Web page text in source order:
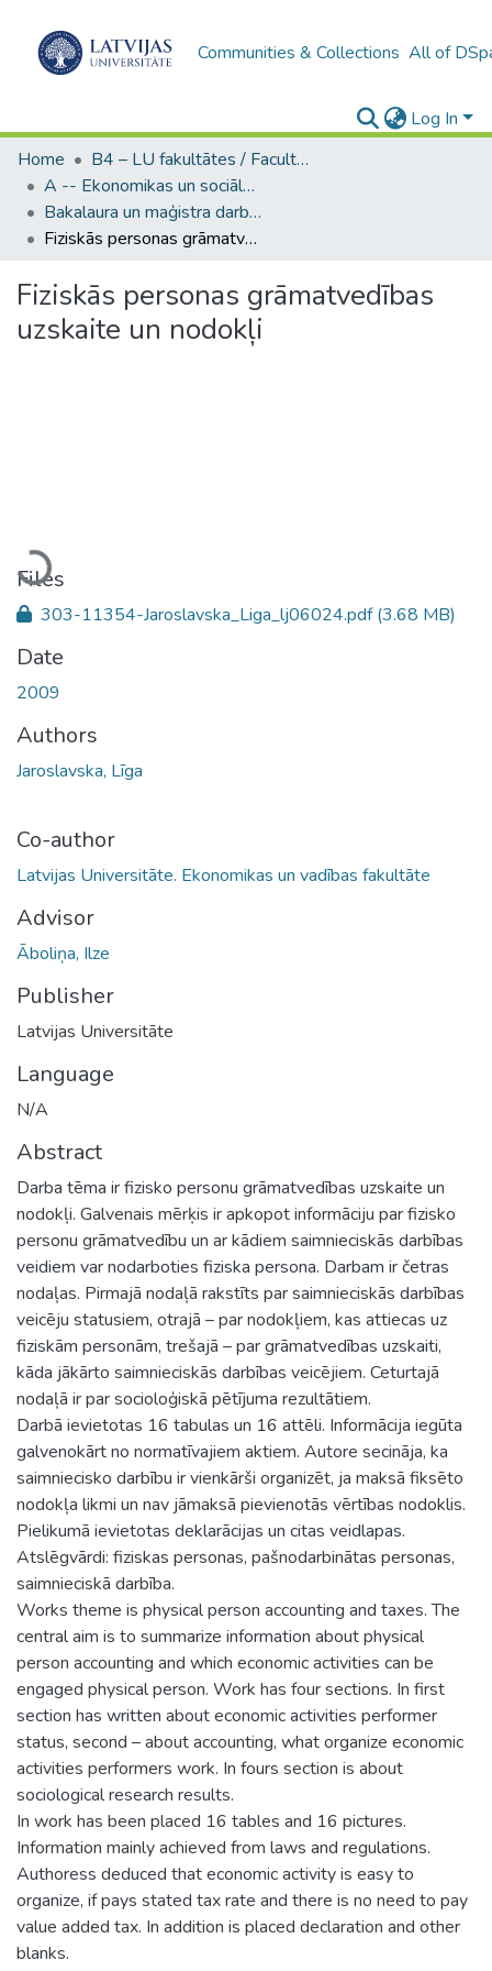
Communities & Collections All of
Log In
Home
B4 – LU fakultātes / Faculties of the UL
A -- Ekonomikas un sociālo zinātņu fakultāte / Faculty of Economics and Social Sciences
Bakalaura un maģistra darbi (ESZF) / Bachelor's and Master's theses
Fiziskās personas grāmatvedības uzskaite un nodokļi
Fiziskās personas grāmatvedības
uzskaite un nodokļi
Loading...
Files
303-11354-Jaroslavska_Liga_lj06024.pdf(3.68 MB)
Date
2009
Authors
Jaroslavska, Līga
Co-author
Latvijas Universitāte. Ekonomikas un vadības fakultāte
Advisor
Āboliņa, Ilze
Publisher
Latvijas Universitāte
Language
N/A
Abstract
Darba tēma ir fizisko personu grāmatvedības uzskaite un
nodokļi. Galvenais mērķis ir apkopot informāciju par fizisko
personu grāmatvedību un ar kādiem saimnieciskās darbības
veidiem var nodarboties fiziska persona. Darbam ir četras
nodaļas. Pirmajā nodaļā rakstīts par saimnieciskās darbības
veicēju statusiem, otrajā – par nodokļiem, kas attiecas uz
fiziskām personām, trešajā – par grāmatvedības uzskaiti,
kāda jākārto saimnieciskās darbības veicējiem. Ceturtajā
nodaļā ir par socioloģiskā pētījuma rezultātiem.
Darbā ievietotas 16 tabulas un 16 attēli. Informācija iegūta
galvenokārt no normatīvajiem aktiem. Autore secināja, ka
saimniecisko darbību ir vienkārši organizēt, ja maksā fiksēto
nodokļa likmi un nav jāmaksā pievienotās vērtības nodoklis.
Pielikumā ievietotas deklarācijas un citas veidlapas.
Atslēgvārdi: fiziskas personas, pašnodarbinātas personas,
saimnieciskā darbība.
Works theme is physical person accounting and taxes. The
central aim is to summarize information about physical
person accounting and which economic activities can be
engaged physical person. Work has four sections. In first
section has written about economic activities performer
status, second – about accounting, what organize economic
activities performers work. In fours section is about
sociological research results.
In work has been placed 16 tables and 16 pictures.
Information mainly achieved from laws and regulations.
Authoress deduced that economic activity is easy to
organize, if pays stated tax rate and there is no need to pay
value added tax. In addition is placed declaration and other
blanks.